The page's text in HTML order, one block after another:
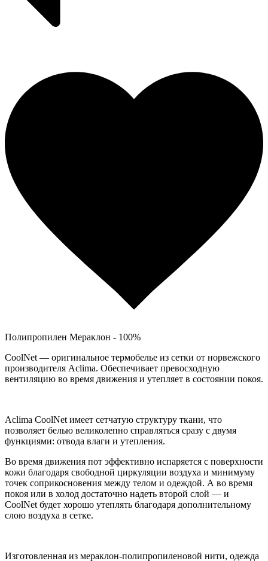
Полипропилен Мераклон - 100%
CoolNet — оригинальное термобелье из сетки от норвежского
производителя Aclima. Обеспечивает превосходную
вентиляцию во время движения и утепляет в состоянии покоя.
Aclima CoolNet имеет сетчатую структуру ткани, что
позволяет белью великолепно справляться сразу с двумя
функциями: отвода влаги и утепления.
Во время движения пот эффективно испаряется с поверхности
кожи благодаря свободной циркуляции воздуха и минимуму
точек соприкосновения между телом и одеждой. А во время
покоя или в холод достаточно надеть второй слой — и
CoolNet будет хорошо утеплять благодаря дополнительному
слою воздуха в сетке.
Изготовленная из мераклон-полипропиленовой нити, одежда